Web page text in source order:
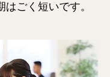
ごく短いです。